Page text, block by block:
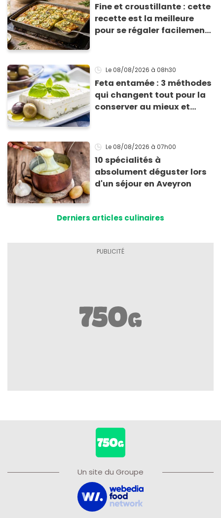
Fine et croustillante : cette
recette est la meilleure
pour se régaler facilement
Le 08/08/2026 à 08h30
Feta entamée : 3 méthodes
qui changent tout pour la
conserver au mieux et
Le 08/08/2026 à 07h00
10 spécialités à
absolument déguster lors
d'un séjour en Aveyron
Derniers articles culinaires
Un site du Groupe